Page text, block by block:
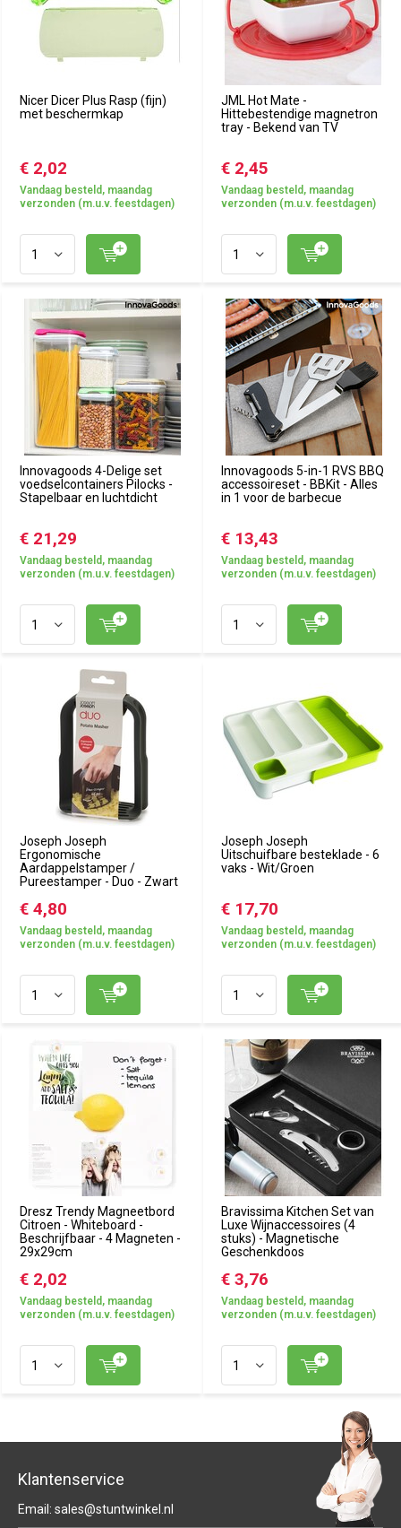
Nicer Dicer Plus Rasp (fijn)
met beschermkap
€ 2,02
Vandaag besteld, maandag
verzonden (m.u.v. feestdagen)
JML Hot Mate -
Hittebestendige magnetron
tray - Bekend van TV
€ 2,45
Vandaag besteld, maandag
verzonden (m.u.v. feestdagen)
Innovagoods 4-Delige set
voedselcontainers Pilocks -
Stapelbaar en luchtdicht
€ 21,29
Vandaag besteld, maandag
verzonden (m.u.v. feestdagen)
Innovagoods 5-in-1 RVS BBQ
accessoireset - BBKit - Alles
in 1 voor de barbecue
€ 13,43
Vandaag besteld, maandag
verzonden (m.u.v. feestdagen)
Joseph Joseph
Ergonomische
Aardappelstamper /
Pureestamper - Duo - Zwart
€ 4,80
Vandaag besteld, maandag
verzonden (m.u.v. feestdagen)
Joseph Joseph
Uitschuifbare besteklade - 6
vaks - Wit/Groen
€ 17,70
Vandaag besteld, maandag
verzonden (m.u.v. feestdagen)
Dresz Trendy Magneetbord
Citroen - Whiteboard -
Beschrijfbaar - 4 Magneten -
29x29cm
€ 2,02
Vandaag besteld, maandag
verzonden (m.u.v. feestdagen)
Bravissima Kitchen Set van
Luxe Wijnaccessoires (4
stuks) - Magnetische
Geschenkdoos
€ 3,76
Vandaag besteld, maandag
verzonden (m.u.v. feestdagen)
Klantenservice
Email: sales@stuntwinkel.nl